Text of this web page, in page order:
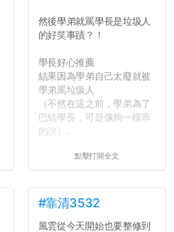
然後學弟就罵學長是垃圾人
的好笑事蹟？！
學長好心推薦
結果因為學弟自己太廢就被
學弟罵垃圾人
（不然在這之前，學弟為了
巴結學長，可是像狗一樣乖
的說）...
點擊打開全文
#靠清3532
風雲從今天開始也要整修到